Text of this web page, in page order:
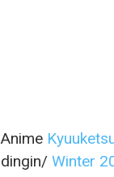
Anime
dingin/ Winter